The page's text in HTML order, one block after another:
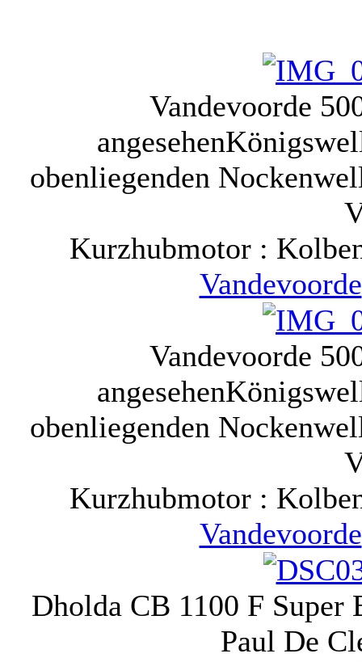
Vandevoorde
angesehen
obenliegenden
Kurzhubmotor :
Vandevoorde
Vandevoorde
angesehen
obenliegenden
Kurzhubmotor :
Vandevoorde
Dholda CB 1100 F Super
Paul De